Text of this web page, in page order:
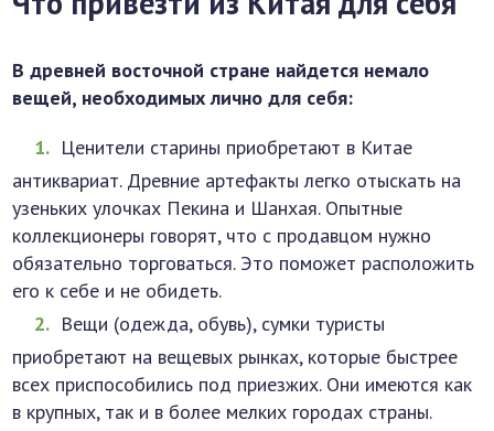
В древней восточной стране найдется немало
вещей, необходимых лично для себя:
Ценители старины приобретают в Китае
антиквариат. Древние артефакты легко отыскать на
узеньких улочках Пекина и Шанхая. Опытные
коллекционеры говорят, что с продавцом нужно
обязательно торговаться. Это поможет расположить
его к себе и не обидеть.
Вещи (одежда, обувь), сумки туристы
приобретают на вещевых рынках, которые быстрее
всех приспособились под приезжих. Они имеются как
в крупных, так и в более мелких городах страны.